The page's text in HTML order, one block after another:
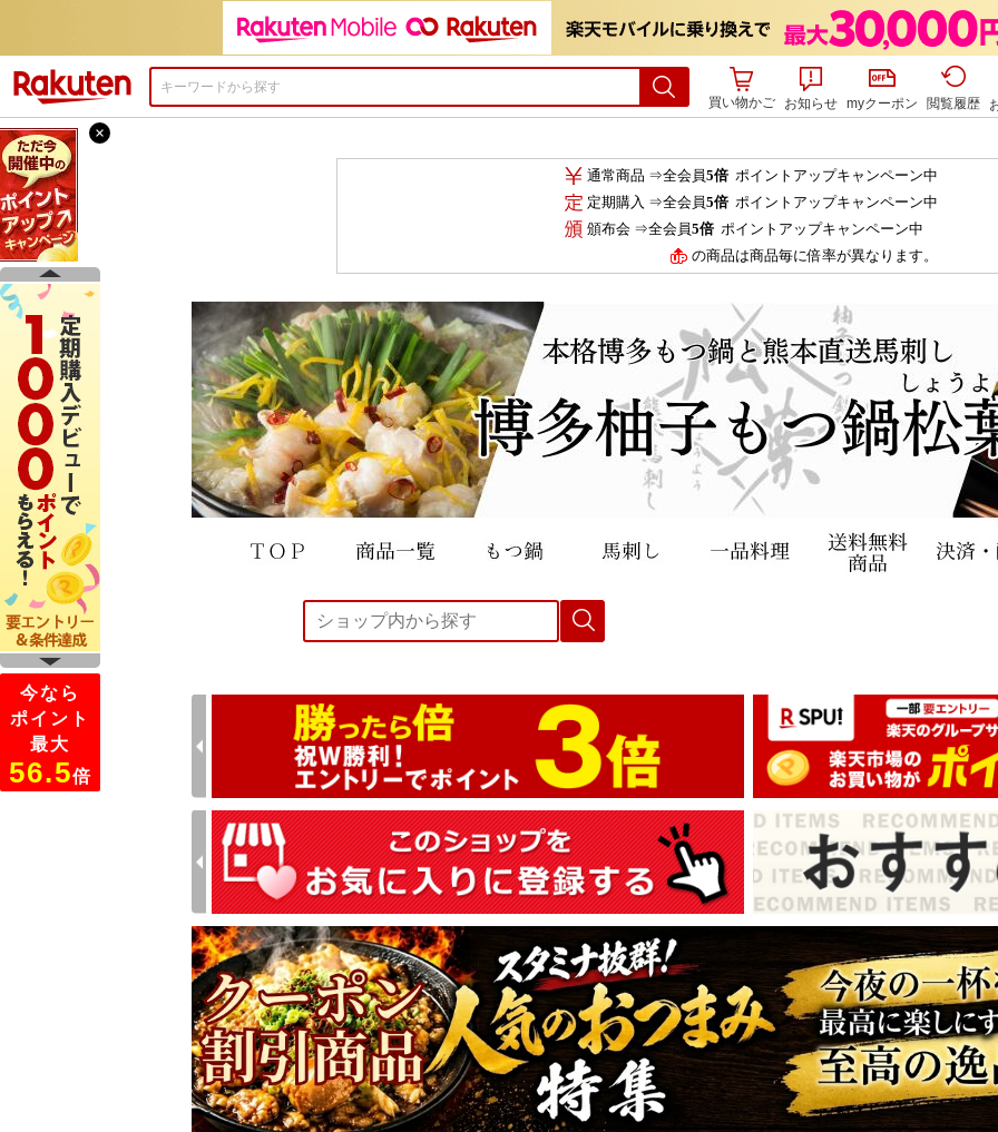
買い物かご
お知らせ myクーポン 閲覧履歴
通常商品 ⇒全会員5倍ポイントアップキャンペーン中
定期購入 ⇒全会員5倍ポイントアップキャンペーン中
頒布会 ⇒全会員5倍ポイントアップキャンペーン中
の商品は商品毎に倍率が異なります。
×